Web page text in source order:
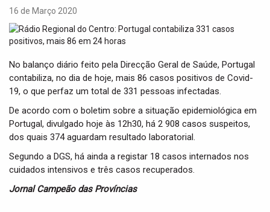
o
n
16 de Março 2020
No balanço diário feito pela Direcção Geral de Saúde, Portugal
contabiliza, no dia de hoje, mais 86 casos positivos de Covid-
19, o que perfaz um total de 331 pessoas infectadas.
De acordo com o boletim sobre a situação epidemiológica em
Portugal, divulgado hoje às 12h30, há 2 908 casos suspeitos,
dos quais 374 aguardam resultado laboratorial.
Segundo a DGS, há ainda a registar 18 casos internados nos
cuidados intensivos e três casos recuperados.
Jornal Campeão das Províncias